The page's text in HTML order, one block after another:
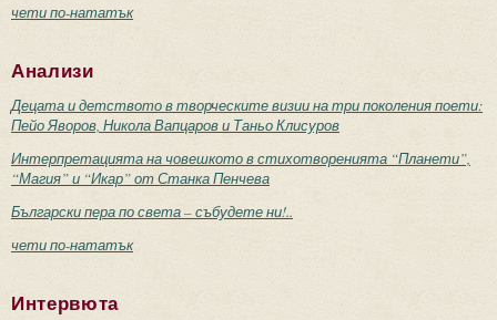
чети по-нататък
Анализи
Децата и детството в творческите визии на три поколения поети:
Пейо Яворов, Никола Вапцаров и Таньо Клисуров
Интерпретацията на човешкото в стихотворенията “Планети”,
“Магия” и “Икар” от Станка Пенчева
Български пера по света – събудете ни!..
чети по-нататък
Интервюта